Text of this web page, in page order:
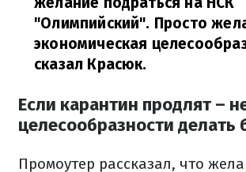
"Олимпийский". Просто
экономическая
сказал Красюк.
Если карантин продлят –
целесообразности делать
Промоутер рассказал, что